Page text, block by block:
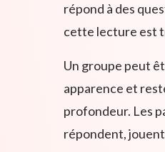
répond à des
cette lecture est
Un groupe peut
apparence et
profondeur. Les
répondent,